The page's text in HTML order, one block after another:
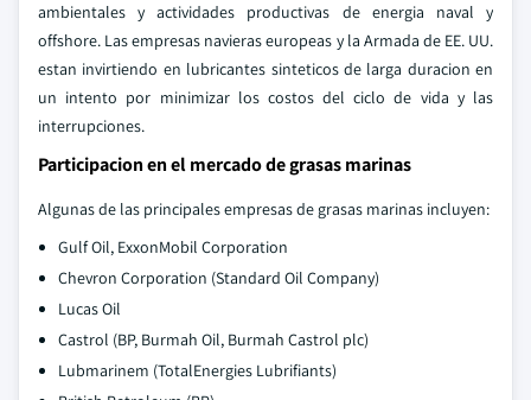
ambientales y actividades productivas de energia naval y
offshore. Las empresas navieras europeas y la Armada de EE. UU.
estan invirtiendo en lubricantes sinteticos de larga duracion en
un intento por minimizar los costos del ciclo de vida y las
interrupciones.
Participacion en el mercado de grasas marinas
Algunas de las principales empresas de grasas marinas incluyen:
Gulf Oil, ExxonMobil Corporation
Chevron Corporation (Standard Oil Company)
Lucas Oil
Castrol (BP, Burmah Oil, Burmah Castrol plc)
Lubmarinem (TotalEnergies Lubrifiants)